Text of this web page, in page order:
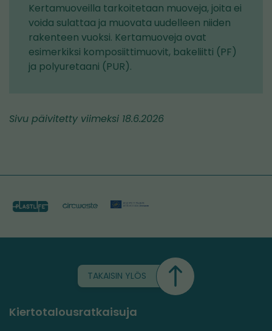
Kertamuoveilla tarkoitetaan muoveja, joita ei
voida sulattaa ja muovata uudelleen niiden
rakenteen vuoksi. Kertamuoveja ovat
esimerkiksi komposiittimuovit, bakeliitti (PF)
ja polyuretaani (PUR).
Sivu päivitetty viimeksi 18.6.2026
TAKAISIN YLÖS
Kiertotalousratkaisuja